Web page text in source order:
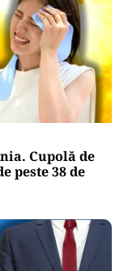
Cupolă de
peste 38 de